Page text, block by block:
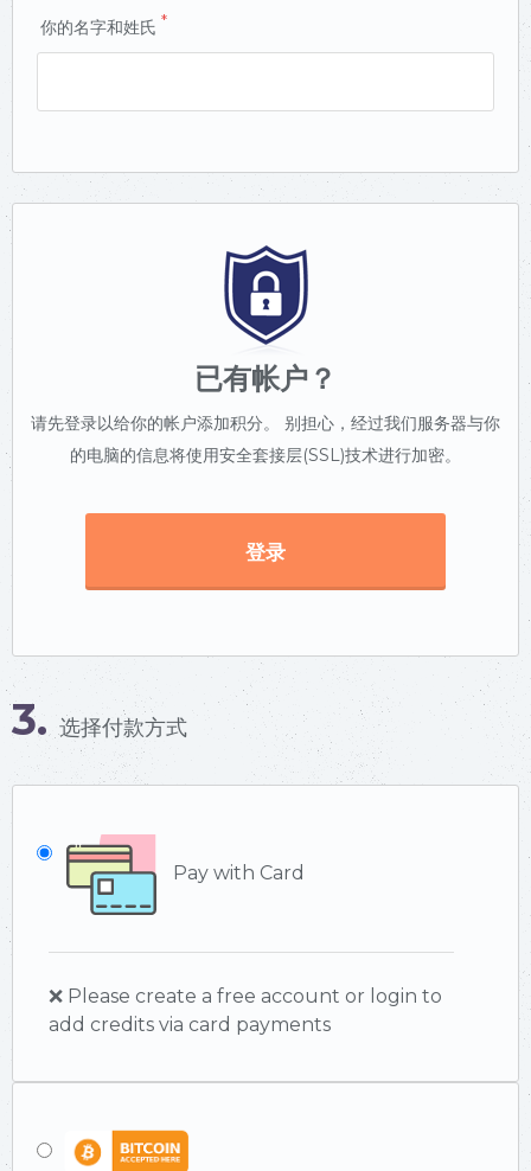
你的名字和姓氏 *
已有帐户？
请先登录以给你的帐户添加积分。 别担心，经过我们服务器与你
的电脑的信息将使用安全套接层(SSL)技术进行加密。
登录
3. 选择付款方式
Pay with Card
❌ Please create a free account or login to
add credits via card payments